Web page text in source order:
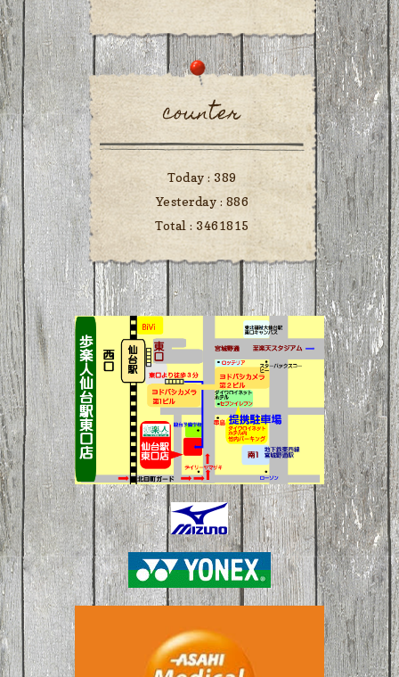
counter
Today : 389
Yesterday : 886
Total : 3461815